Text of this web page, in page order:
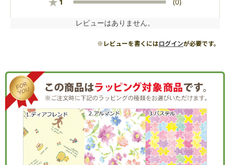
レビューはありません。
※レビューを書くにはログインが必要です。